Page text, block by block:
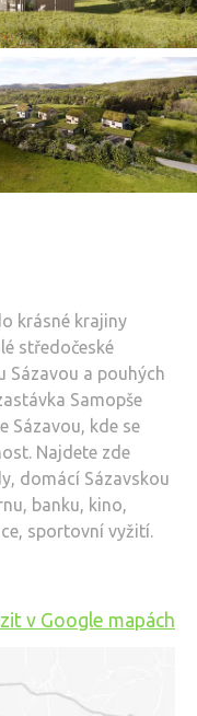
krásné krajiny
středočeské
Sázavou a pouhých
Samopše
Sázavou, kde se
Najdete zde
domácí Sázavskou
banku, kino,
sportovní vyžití.
v Google mapách